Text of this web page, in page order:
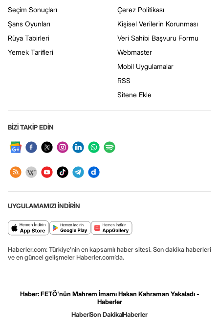
Seçim Sonuçları
Şans Oyunları
Rüya Tabirleri
Yemek Tarifleri
Çerez Politikası
Kişisel Verilerin Korunması
Veri Sahibi Başvuru Formu
Webmaster
Mobil Uygulamalar
RSS
Sitene Ekle
BİZİ TAKİP EDİN
UYGULAMAMIZI İNDİRİN
Haberler.com: Türkiye’nin en kapsamlı haber sitesi. Son dakika haberleri
ve en güncel gelişmeler Haberler.com’da.
Haber: FETÖ'nün Mahrem İmamı Hakan Kahraman Yakaladı -
Haberler
HaberSon DakikaHaberler